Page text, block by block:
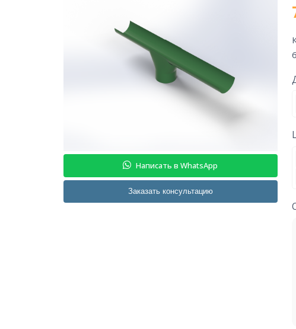
Написать в WhatsApp
Заказать консультацию
канадку диаметр 160/300 мм